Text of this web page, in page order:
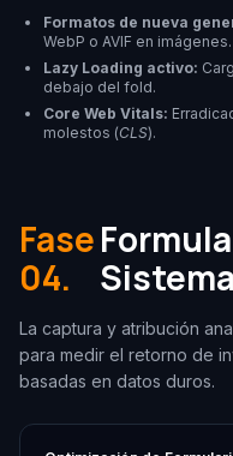
Formatos de nueva
WebP o AVIF en imágenes.
Lazy Loading activo:
debajo del fold.
Core Web Vitals:
molestos (CLS).
Fase
04.
La captura y atribución
para medir el retorno de
basadas en datos duros.